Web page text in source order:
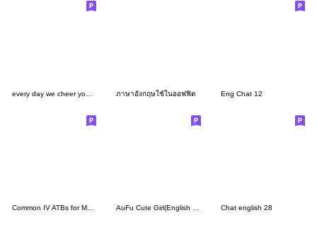
ภาษาอังกฤษใช้ในออฟฟิต Eng Chat 12
Chat english 28